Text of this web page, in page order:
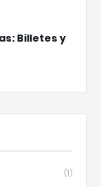
Billetes y
(1)